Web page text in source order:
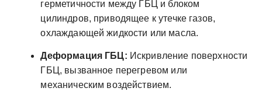
герметичности между ГБЦ и блоком
цилиндров, приводящее к утечке газов,
охлаждающей жидкости или масла.
Деформация ГБЦ: Искривление поверхности
ГБЦ, вызванное перегревом или
механическим воздействием.